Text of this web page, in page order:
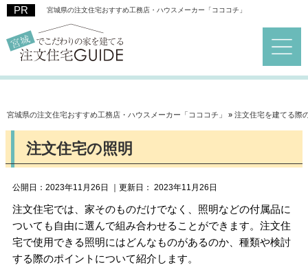
宮城県の注文住宅おすすめ工務店・ハウスメーカー「コココチ」
宮城県の注文住宅おすすめ工務店・ハウスメーカー「コココチ」 » 注文住宅を建てる際
注文住宅の照明
公開日： 2023年11月26日 ｜更新日： 2023年11月26日
注文住宅では、家そのものだけでなく、照明などの付属品に
ついても自由に選んで組み合わせることができます。注文住
宅で使用できる照明にはどんなものがあるのか、種類や検討
する際のポイントについて紹介します。